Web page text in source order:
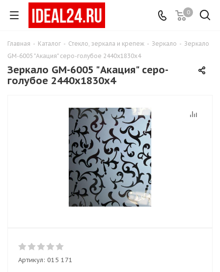
0
Главная - Каталог - Стекло, зеркала и крепеж - Зеркало - Зеркало
GМ-6005 "Акация" серо-голубое 2440х1830х4
Зеркало GМ-6005 "Акация" серо-
голубое 2440х1830х4
Артикул: 015 171